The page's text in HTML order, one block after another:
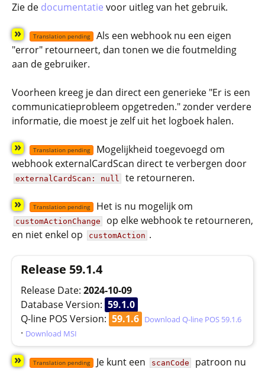
Zie de documentatie voor uitleg van het gebruik.
» Translation pending
Als een webhook nu een eigen
"error" retourneert, dan tonen we die foutmelding
aan de gebruiker.
Voorheen kreeg je dan direct een generieke "Er is een
communicatieprobleem opgetreden." zonder verdere
informatie, die moest je zelf uit het logboek halen.
» Translation pending
Mogelijkheid toegevoegd om
webhook externalCardScan direct te verbergen door
externalCardScan: null te retourneren.
» Translation pending Het is nu mogelijk om
customActionChange
op elke webhook te retourneren,
en niet enkel op
customAction .
Release 59.1.4
Release Date: 2024-10-09
Database Version: 59.1.0
Q-line POS Version: 59.1.6 Download Q-line POS 59.1.6
· Download MSI
» Translation pending Je kunt een scanCode
patroon nu